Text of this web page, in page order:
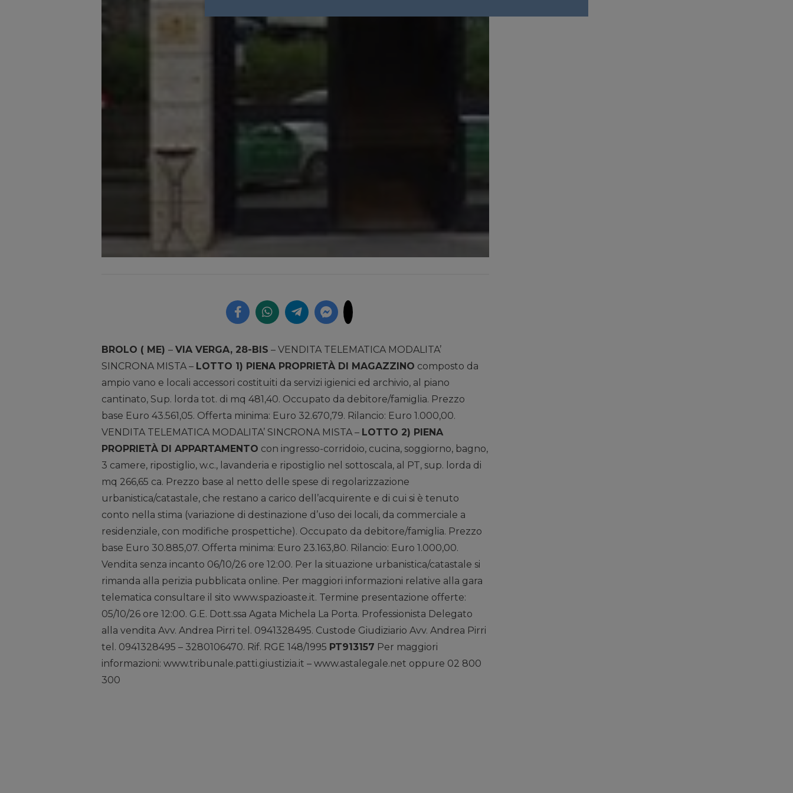
BROLO ( ME) – VIA VERGA, 28-BIS – VENDITA TELEMATICA MODALITA’
SINCRONA MISTA – LOTTO 1) PIENA PROPRIETÀ DI MAGAZZINO composto da
ampio vano e locali accessori costituiti da servizi igienici ed archivio, al piano
cantinato, Sup. lorda tot. di mq 481,40. Occupato da debitore/famiglia. Prezzo
base Euro 43.561,05. Offerta minima: Euro 32.670,79. Rilancio: Euro 1.000,00.
VENDITA TELEMATICA MODALITA’ SINCRONA MISTA – LOTTO 2) PIENA
PROPRIETÀ DI APPARTAMENTO con ingresso-corridoio, cucina, soggiorno, bagno,
3 camere, ripostiglio, w.c., lavanderia e ripostiglio nel sottoscala, al PT, sup. lorda di
mq 266,65 ca. Prezzo base al netto delle spese di regolarizzazione
urbanistica/catastale, che restano a carico dell’acquirente e di cui si è tenuto
conto nella stima (variazione di destinazione d’uso dei locali, da commerciale a
residenziale, con modifiche prospettiche). Occupato da debitore/famiglia. Prezzo
base Euro 30.885,07. Offerta minima: Euro 23.163,80. Rilancio: Euro 1.000,00.
Vendita senza incanto 06/10/26 ore 12:00. Per la situazione urbanistica/catastale si
rimanda alla perizia pubblicata online. Per maggiori informazioni relative alla gara
telematica consultare il sito www.spazioaste.it. Termine presentazione offerte:
05/10/26 ore 12:00. G.E. Dott.ssa Agata Michela La Porta. Professionista Delegato
alla vendita Avv. Andrea Pirri tel. 0941328495. Custode Giudiziario Avv. Andrea Pirri
tel. 0941328495 – 3280106470. Rif. RGE 148/1995 PT913157 Per maggiori
informazioni: www.tribunale.patti.giustizia.it – www.astalegale.net oppure 02 800
300